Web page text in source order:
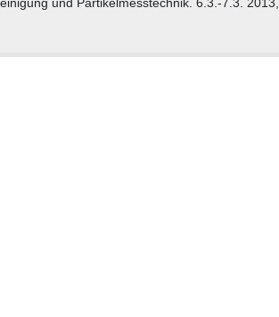
und Partikelmesstechnik. 6.3.-7.3. 2013,